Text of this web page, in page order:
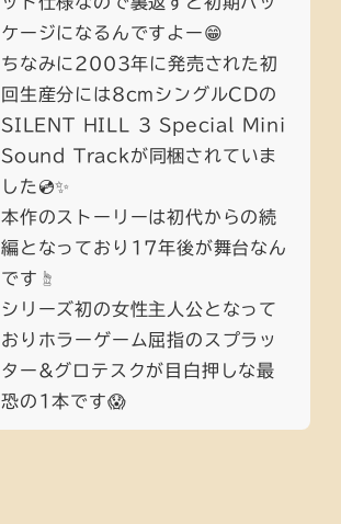
ケージになるんですよー😁
ちなみに2003年に発売された初
回生産分には8cmシングルCDの
SILENT HILL 3 Special Mini
Sound Trackが同梱されていま
した💿✨
本作のストーリーは初代からの続
編となっており17年後が舞台なん
です☝️
シリーズ初の女性主人公となって
おりホラーゲーム屈指のスプラッ
ター&グロテスクが目白押しな最
恐の1本です😱